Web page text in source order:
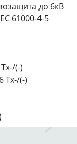
до 6кВ
61000-4-5
(-)
Tx-/(-)